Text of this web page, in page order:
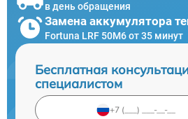
в день обращения
Замена аккумулятора
Fortuna LRF 50M6 от 35 минут
Бесплатная
специалистом